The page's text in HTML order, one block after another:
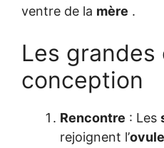
ventre de la mère .
Les
conception
Rencontre : Les
rejoignent l’ovule